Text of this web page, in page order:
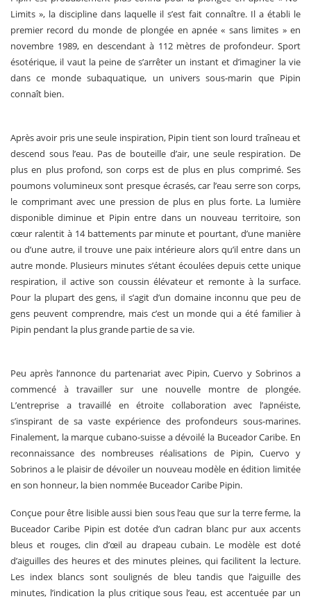
Limits », la discipline dans laquelle il s’est fait connaître. Il a établi le
premier record du monde de plongée en apnée « sans limites » en
novembre 1989, en descendant à 112 mètres de profondeur. Sport
ésotérique, il vaut la peine de s’arrêter un instant et d’imaginer la vie
dans ce monde subaquatique, un univers sous-marin que Pipin
connaît bien.
Après avoir pris une seule inspiration, Pipin tient son lourd traîneau et
descend sous l’eau. Pas de bouteille d’air, une seule respiration. De
plus en plus profond, son corps est de plus en plus comprimé. Ses
poumons volumineux sont presque écrasés, car l’eau serre son corps,
le comprimant avec une pression de plus en plus forte. La lumière
disponible diminue et Pipin entre dans un nouveau territoire, son
cœur ralentit à 14 battements par minute et pourtant, d’une manière
ou d’une autre, il trouve une paix intérieure alors qu’il entre dans un
autre monde. Plusieurs minutes s’étant écoulées depuis cette unique
respiration, il active son coussin élévateur et remonte à la surface.
Pour la plupart des gens, il s’agit d’un domaine inconnu que peu de
gens peuvent comprendre, mais c’est un monde qui a été familier à
Pipin pendant la plus grande partie de sa vie.
Peu après l’annonce du partenariat avec Pipin, Cuervo y Sobrinos a
commencé à travailler sur une nouvelle montre de plongée.
L’entreprise a travaillé en étroite collaboration avec l’apnéiste,
s’inspirant de sa vaste expérience des profondeurs sous-marines.
Finalement, la marque cubano-suisse a dévoilé la Buceador Caribe. En
reconnaissance des nombreuses réalisations de Pipin, Cuervo y
Sobrinos a le plaisir de dévoiler un nouveau modèle en édition limitée
en son honneur, la bien nommée Buceador Caribe Pipin.
Conçue pour être lisible aussi bien sous l’eau que sur la terre ferme, la
Buceador Caribe Pipin est dotée d’un cadran blanc pur aux accents
bleus et rouges, clin d’œil au drapeau cubain. Le modèle est doté
d’aiguilles des heures et des minutes pleines, qui facilitent la lecture.
Les index blancs sont soulignés de bleu tandis que l’aiguille des
minutes, l’indication la plus critique sous l’eau, est accentuée par un